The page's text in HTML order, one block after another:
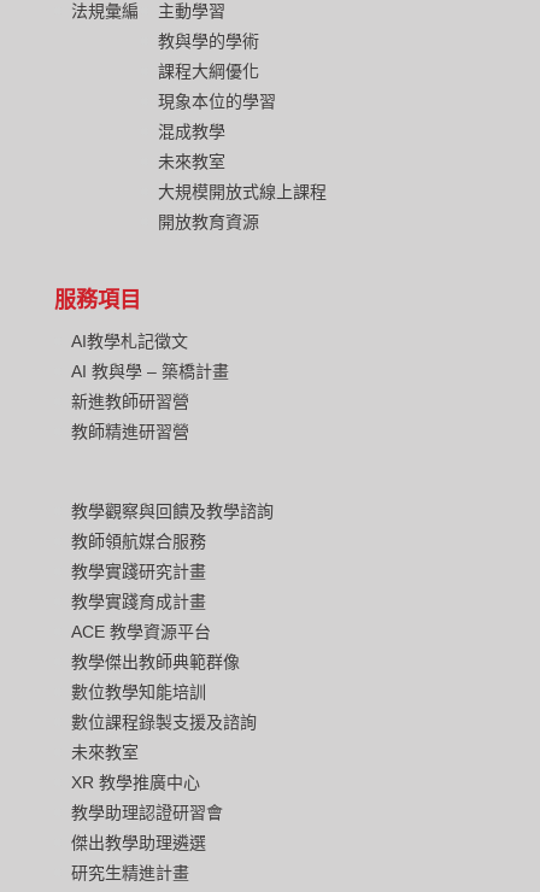
法規彙編
主動學習
教與學的學術
課程大綱優化
現象本位的學習
混成教學
未來教室
大規模開放式線上課程
開放教育資源
服務項目
AI教學札記徵文
AI 教與學 – 築橋計畫
新進教師研習營
教師精進研習營
教學觀察與回饋及教學諮詢
教師領航媒合服務
教學實踐研究計畫
教學實踐育成計畫
ACE 教學資源平台
教學傑出教師典範群像
數位教學知能培訓
數位課程錄製支援及諮詢
未來教室
XR 教學推廣中心
教學助理認證研習會
傑出教學助理遴選
研究生精進計畫